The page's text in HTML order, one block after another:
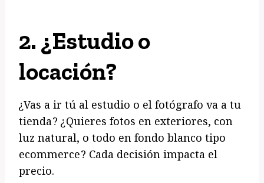
2. ¿Estudio o
locación?
¿Vas a ir tú al estudio o el fotógrafo va a tu
tienda? ¿Quieres fotos en exteriores, con
luz natural, o todo en fondo blanco tipo
ecommerce? Cada decisión impacta el
precio.